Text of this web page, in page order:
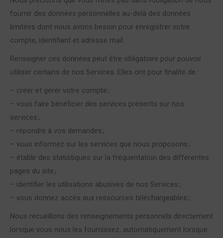
fournir des données personnelles au-delà des données
limitées dont nous avons besoin pour enregistrer votre
compte, identifiant et adresse mail.
Renseigner ces données peut être obligatoire pour pouvoir
utiliser certains de nos Services. Elles ont pour finalité de :
– créer et gérer votre compte ;
– vous faire bénéficier des services présents sur nos
services ;
– répondre à vos demandes ;
– vous informez sur les services que nous proposons ;
– établir des statistiques sur la fréquentation des différentes
pages du site ;
– identifier les utilisations abusives de nos Services ;
– vous donnez accès aux ressources téléchargeables ;
Nous recueillons des renseignements personnels directement
lorsque vous nous les fournissez, automatiquement lorsque